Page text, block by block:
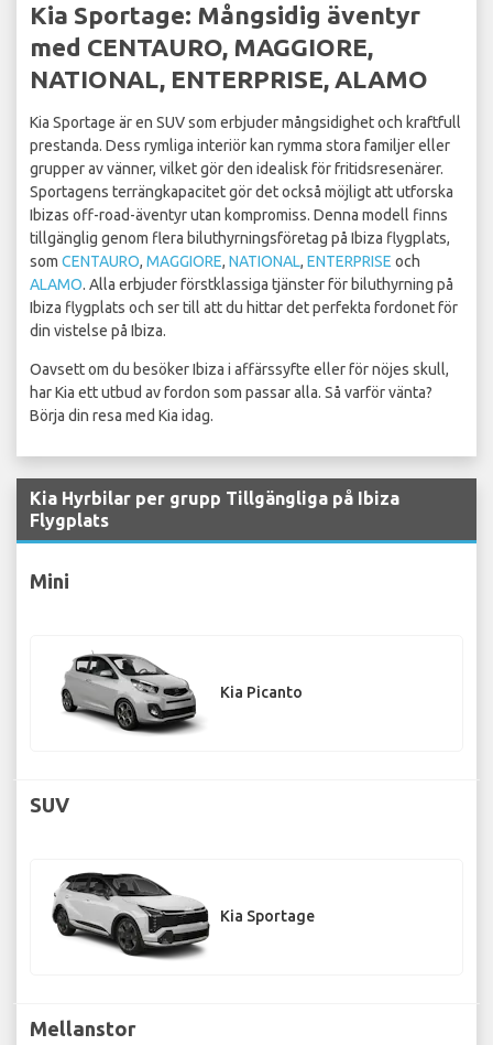
Kia Sportage: Mångsidig äventyr
med CENTAURO, MAGGIORE,
NATIONAL, ENTERPRISE, ALAMO
Kia Sportage är en SUV som erbjuder mångsidighet och kraftfull
prestanda. Dess rymliga interiör kan rymma stora familjer eller
grupper av vänner, vilket gör den idealisk för fritidsresenärer.
Sportagens terrängkapacitet gör det också möjligt att utforska
Ibizas off-road-äventyr utan kompromiss. Denna modell finns
tillgänglig genom flera biluthyrningsföretag på Ibiza flygplats,
som CENTAURO, MAGGIORE, NATIONAL, ENTERPRISE och
ALAMO. Alla erbjuder förstklassiga tjänster för biluthyrning på
Ibiza flygplats och ser till att du hittar det perfekta fordonet för
din vistelse på Ibiza.
Oavsett om du besöker Ibiza i affärssyfte eller för nöjes skull,
har Kia ett utbud av fordon som passar alla. Så varför vänta?
Börja din resa med Kia idag.
Kia Hyrbilar per grupp Tillgängliga på Ibiza
Flygplats
Mini
Kia Picanto
SUV
Kia Sportage
Mellanstor